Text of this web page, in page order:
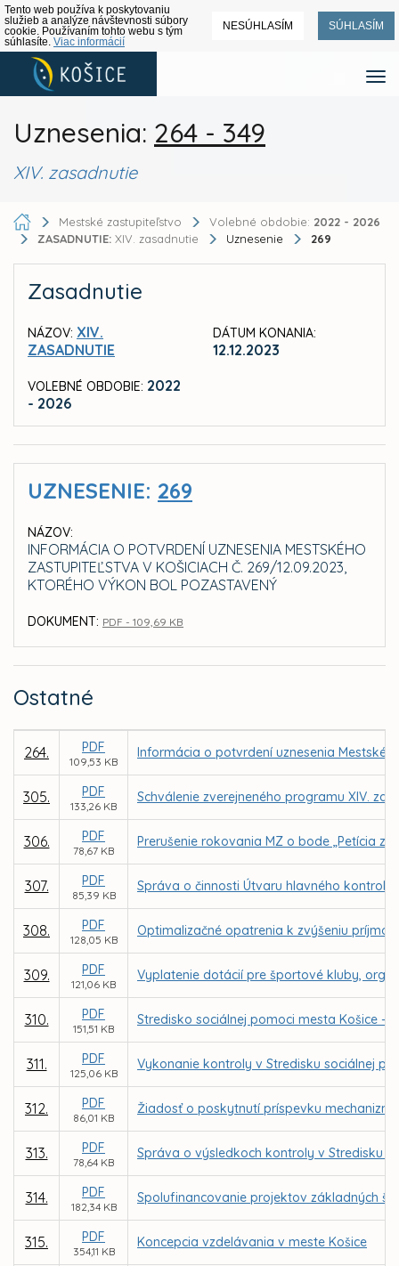
Tento web používa k poskytovaniu
služieb a analýze návštevnosti súbory
cookie. Používaním tohto webu s tým
súhlasíte. Viac informácií
NESÚHLASÍM SÚHLASÍM
Uznesenia: 264 - 349
XIV. zasadnutie
Mestské zastupiteľstvo Volebné obdobie: 2022 - 2026
ZASADNUTIE: XIV. zasadnutie Uznesenie 269
Zasadnutie
NÁZOV: XIV.
ZASADNUTIE
VOLEBNÉ OBDOBIE: 2022
- 2026
DÁTUM KONANIA:
12.12.2023
UZNESENIE: 269
NÁZOV:
INFORMÁCIA O POTVRDENÍ UZNESENIA MESTSKÉHO
ZASTUPITEĽSTVA V KOŠICIACH Č. 269/12.09.2023,
KTORÉHO VÝKON BOL POZASTAVENÝ
DOKUMENT: PDF - 109,69 KB
Ostatné
264. PDF
109,53 KB
Informácia o potvrdení uznesenia
305. PDF
133,26 KB
Schválenie zverejneného programu XIV.
306. PDF
78,67 KB
Prerušenie rokovania MZ o bode „Petícia
307. PDF
85,39 KB
Správa o činnosti Útvaru hlavného
308. PDF
128,05 KB
Optimalizačné opatrenia k zvýšeniu
309. PDF
121,06 KB
Vyplatenie dotácií pre športové kluby,
310. PDF
151,51 KB
Stredisko sociálnej pomoci mesta Košice -
311. PDF
125,06 KB
Vykonanie kontroly v Stredisku sociálnej
312. PDF
86,01 KB
Žiadosť o poskytnutí príspevku
313. PDF
78,64 KB
Správa o výsledkoch kontroly v Stredisku
314. PDF
182,34 KB
Spolufinancovanie projektov základných
315. PDF
354,11 KB
Koncepcia vzdelávania v meste Košice